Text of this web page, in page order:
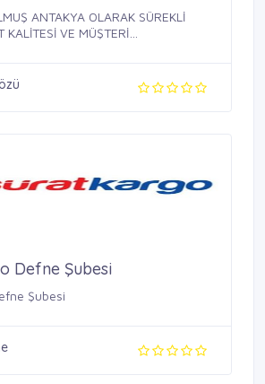
ANTAKYA OLARAK SÜREKLİ
KALİTESİ VE MÜŞTERİ
Defne Şubesi
Şubesi